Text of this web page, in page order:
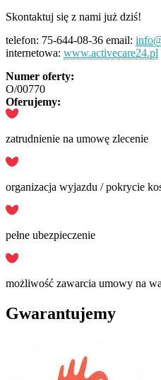
Skontaktuj się z nami już dziś!
telefon: 75-644-08-36 email:
internetowa: www.activecare24.pl
Numer oferty:
O/00770
Oferujemy:
zatrudnienie na umowę zlecenie
organizacja wyjazdu / pokrycie
pełne ubezpieczenie
możliwość zawarcia umowy na
Gwarantujemy